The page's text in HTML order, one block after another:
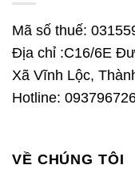
Mã số thuế:
Địa chỉ :C16/6E
Xã Vĩnh Lộc,
Hotline:
VỀ CHÚNG TÔI